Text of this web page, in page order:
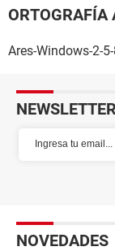
ORTOGRAFÍA
Ares-Windows-2-
NOVEDADES